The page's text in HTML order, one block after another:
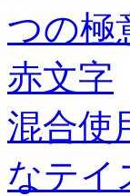
つの極
赤文字
混合使
なテイ